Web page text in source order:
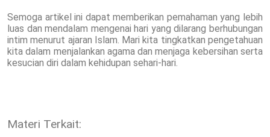
Semoga artikel ini dapat memberikan pemahaman yang lebih
luas dan mendalam mengenai hari yang dilarang berhubungan
intim menurut ajaran Islam. Mari kita tingkatkan pengetahuan
kita dalam menjalankan agama dan menjaga kebersihan serta
kesucian diri dalam kehidupan sehari-hari.
Materi Terkait: